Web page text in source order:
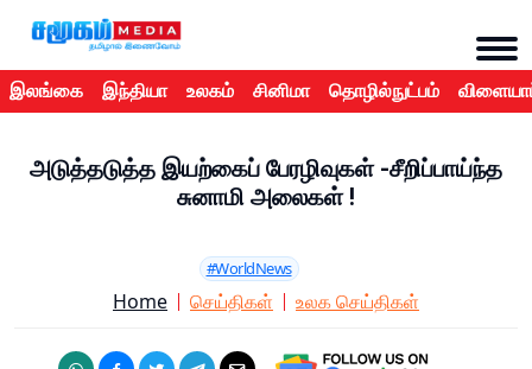
இலங்கை இந்தியா உலகம் சினிமா தொழில்நுட்பம்
அடுத்தடுத்த இயற்கைப் பேரழிவுகள் -சீறிப்பாய்ந்த
சுனாமி அலைகள் !
#WorldNews
Home செய்திகள் உலக செய்திகள்